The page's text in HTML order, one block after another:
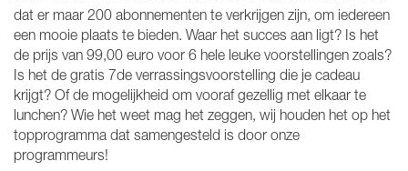
dat er maar 200 abonnementen te verkrijgen zijn, om iedereen
een mooie plaats te bieden. Waar het succes aan ligt? Is het
de prijs van 99,00 euro voor 6 hele leuke voorstellingen zoals?
Is het de gratis 7de verrassingsvoorstelling die je cadeau
krijgt? Of de mogelijkheid om vooraf gezellig met elkaar te
lunchen? Wie het weet mag het zeggen, wij houden het op het
topprogramma dat samengesteld is door onze
programmeurs!